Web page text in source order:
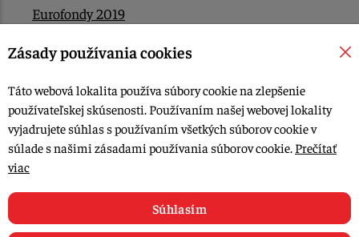
Eurofondy 2019
Eurofondy 2022/2023
Kontakt
© 2015-2026, LIANA GOLIAŠ s.r.o. všetky práva vyhradené.
Upraviť nastavenia Cookies
Zásady používania cookies
Táto webová lokalita používa súbory cookie na zlepšenie
používateľskej skúsenosti. Používaním našej webovej lokality
vyjadrujete súhlas s používaním všetkých súborov cookie v
súlade s našimi zásadami používania súborov cookie. Prečítať
viac
Súhlasím